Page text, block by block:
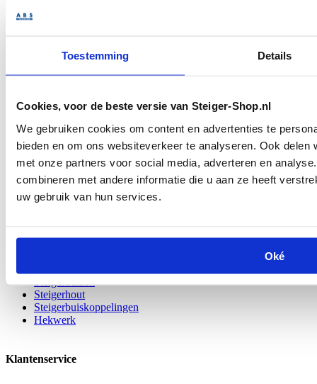
Toestemming Details
Cookies, voor de beste versie van Steiger-Shop.nl
We gebruiken cookies om content en advertenties te
bieden en om ons websiteverkeer te analyseren. Ook
met onze partners voor social media, adverteren en
combineren met andere informatie die u aan ze heeft
uw gebruik van hun services.
Oké
Opmerking
Offerte aanvragen
Persoonlijke hulpvan specialisten
Omschrijving
Specificaties
SKU
12356
Shipping Group Postpakket
Steigerhout
Steigerbuiskoppelingen
Hekwerk
Klantenservice